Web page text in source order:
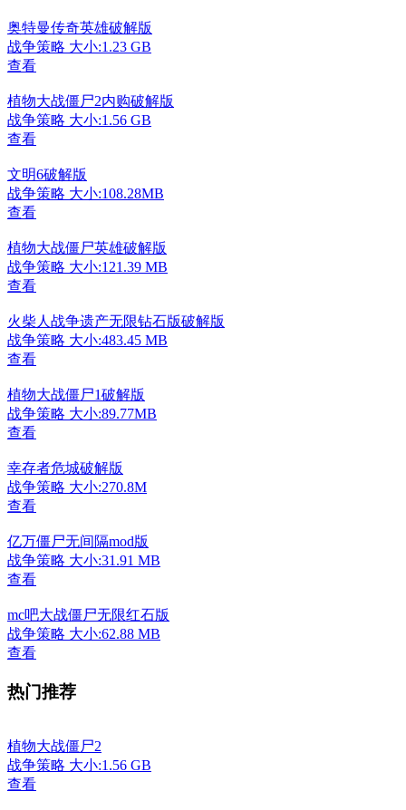
奥特曼传奇英雄破解版
战争策略 大小:1.23 GB
查看
植物大战僵尸2内购破解版
战争策略 大小:1.56 GB
查看
文明6破解版
战争策略 大小:108.28MB
查看
植物大战僵尸英雄破解版
战争策略 大小:121.39 MB
查看
火柴人战争遗产无限钻石版破解版
战争策略 大小:483.45 MB
查看
植物大战僵尸1破解版
战争策略 大小:89.77MB
查看
幸存者危城破解版
战争策略 大小:270.8M
查看
亿万僵尸无间隔mod版
战争策略 大小:31.91 MB
查看
mc吧大战僵尸无限红石版
战争策略 大小:62.88 MB
查看
热门推荐
植物大战僵尸2
战争策略 大小:1.56 GB
查看